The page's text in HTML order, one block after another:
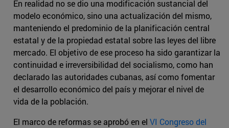
En realidad no se dio una modificación sustancial del
modelo económico, sino una actualización del mismo,
manteniendo el predominio de la planificación central
estatal y de la propiedad estatal sobre las leyes del libre
mercado. El objetivo de ese proceso ha sido garantizar la
continuidad e irreversibilidad del socialismo, como han
declarado las autoridades cubanas, así como fomentar
el desarrollo económico del país y mejorar el nivel de
vida de la población.
El marco de reformas se aprobó en el VI Congreso del